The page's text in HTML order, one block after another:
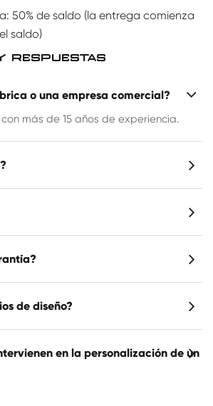
50% de saldo (la entrega comienza
saldo)
RESPUESTAS
o una empresa comercial?
más de 15 años de experiencia.
de diseño?
en la personalización de un